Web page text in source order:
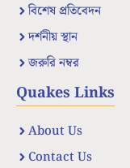
বিশেষ প্রতিবেদন
দর্শনীয় স্থান
জরুরি নম্বর
Quakes Links
About Us
Contact Us